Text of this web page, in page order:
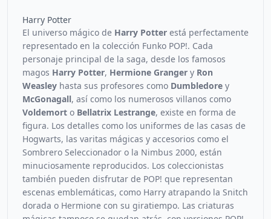
Harry Potter
El universo mágico de Harry Potter está perfectamente
representado en la colección Funko POP!. Cada
personaje principal de la saga, desde los famosos
magos Harry Potter, Hermione Granger y Ron
Weasley hasta sus profesores como Dumbledore y
McGonagall, así como los numerosos villanos como
Voldemort o Bellatrix Lestrange, existe en forma de
figura. Los detalles como los uniformes de las casas de
Hogwarts, las varitas mágicas y accesorios como el
Sombrero Seleccionador o la Nimbus 2000, están
minuciosamente reproducidos. Los coleccionistas
también pueden disfrutar de POP! que representan
escenas emblemáticas, como Harry atrapando la Snitch
dorada o Hermione con su giratiempo. Las criaturas